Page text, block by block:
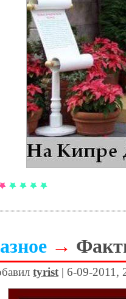
→
tyrist | 6-09-